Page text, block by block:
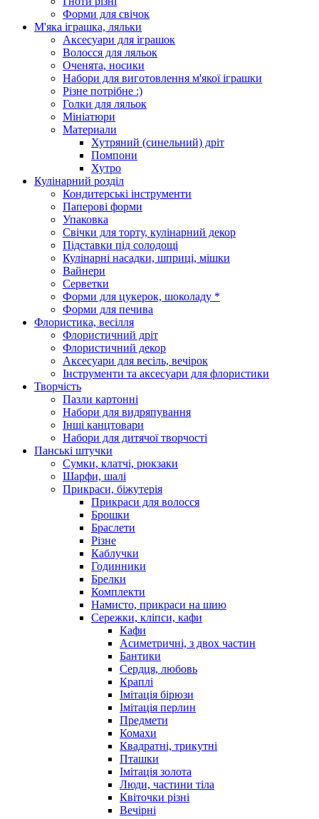
Форми для свічок
М'яка іграшка, ляльки
Аксесуари для іграшок
Волосся для ляльок
Оченята, носики
Набори для виготовлення м'якої іграшки
Різне потрібне :)
Голки для ляльок
Мініатюри
Материали
Хутряний (синельний) дріт
Помпони
Хутро
Кулінарний розділ
Кондитерські інструменти
Паперові форми
Упаковка
Свічки для торту, кулінарний декор
Підставки під солодощі
Кулінарні насадки, шприці, мішки
Вайнери
Серветки
Форми для цукерок, шоколаду *
Форми для печива
Флористика, весілля
Флористичний дріт
Флористичний декор
Аксесуари для весіль, вечірок
Інструменти та аксесуари для флористики
Творчість
Пазли картонні
Набори для видряпування
Інші канцтовари
Набори для дитячої творчості
Панські штучки
Сумки, клатчі, рюкзаки
Шарфи, шалі
Прикраси, біжутерія
Прикраси для волосся
Брошки
Браслети
Різне
Каблучки
Годинники
Брелки
Комплекти
Намисто, прикраси на шию
Сережки, кліпси, кафи
Кафи
Асиметричні, з двох частин
Бантики
Сердця, любовь
Краплі
Імітація бірюзи
Імітація перлин
Предмети
Комахи
Квадратні, трикутні
Пташки
Імітація золота
Люди, частини тіла
Квіточки різні
Вечірні